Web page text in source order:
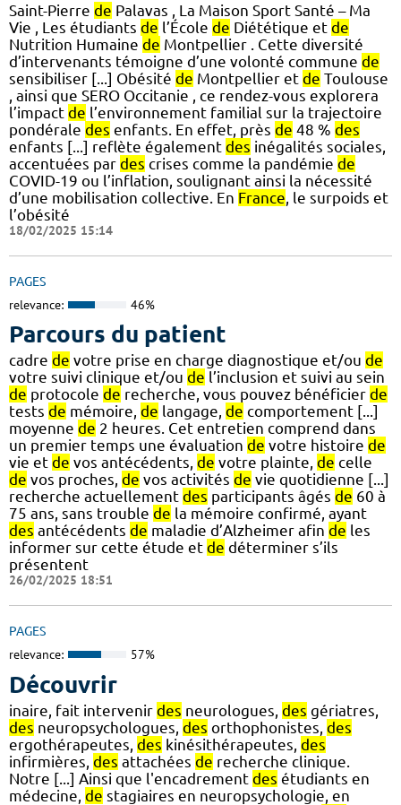
Saint-Pierre de Palavas , La Maison Sport Santé – Ma
Vie , Les étudiants de l’École de Diététique et de
Nutrition Humaine de Montpellier . Cette diversité
d’intervenants témoigne d’une volonté commune de
sensibiliser [...] Obésité de Montpellier et de Toulouse
, ainsi que SERO Occitanie , ce rendez-vous explorera
l’impact de l’environnement familial sur la trajectoire
pondérale des enfants. En effet, près de 48 % des
enfants [...] reflète également des inégalités sociales,
accentuées par des crises comme la pandémie de
COVID-19 ou l’inflation, soulignant ainsi la nécessité
d’une mobilisation collective. En France , le surpoids et
l’obésité
18/02/2025 15:14
PAGES
relevance: 46%
Parcours du patient
cadre de votre prise en charge diagnostique et/ou de
votre suivi clinique et/ou de l’inclusion et suivi au sein
de protocole de recherche, vous pouvez bénéficier de
tests de mémoire, de langage, de comportement [...]
moyenne de 2 heures. Cet entretien comprend dans
un premier temps une évaluation de votre histoire de
vie et de vos antécédents, de votre plainte, de celle
de vos proches, de vos activités de vie quotidienne [...]
recherche actuellement des participants âgés de 60 à
75 ans, sans trouble de la mémoire confirmé, ayant
des antécédents de maladie d’Alzheimer afin de les
informer sur cette étude et de déterminer s’ils
présentent
26/02/2025 18:51
PAGES
relevance: 57%
Découvrir
inaire, fait intervenir des neurologues, des gériatres,
des neuropsychologues, des orthophonistes, des
ergothérapeutes, des kinésithérapeutes, des
infirmières, des attachées de recherche clinique.
Notre [...] Ainsi que l'encadrement des étudiants en
médecine, de stagiaires en neuropsychologie, en